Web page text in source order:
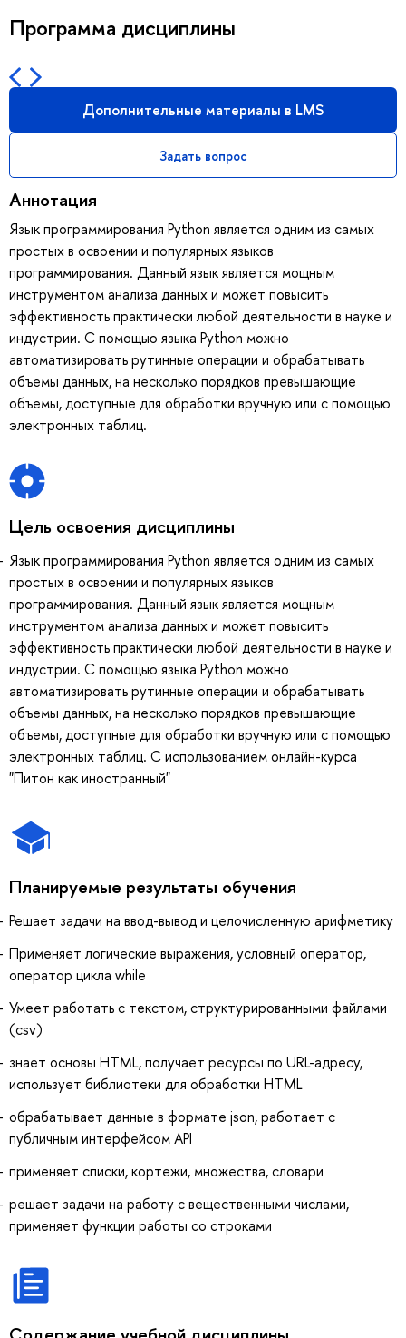
Программа дисциплины
Дополнительные материалы в LMS
Задать вопрос
Аннотация
Язык программирования Python является одним из самых
простых в освоении и популярных языков
программирования. Данный язык является мощным
инструментом анализа данных и может повысить
эффективность практически любой деятельности в науке и
индустрии. С помощью языка Python можно
автоматизировать рутинные операции и обрабатывать
объемы данных, на несколько порядков превышающие
объемы, доступные для обработки вручную или с помощью
электронных таблиц.
Цель освоения дисциплины
Язык программирования Python является одним из самых
простых в освоении и популярных языков
программирования. Данный язык является мощным
инструментом анализа данных и может повысить
эффективность практически любой деятельности в науке и
индустрии. С помощью языка Python можно
автоматизировать рутинные операции и обрабатывать
объемы данных, на несколько порядков превышающие
объемы, доступные для обработки вручную или с помощью
электронных таблиц. С использованием онлайн-курса
"Питон как иностранный"
Планируемые результаты обучения
Решает задачи на ввод-вывод и целочисленную арифметику
Применяет логические выражения, условный оператор,
оператор цикла while
Умеет работать с текстом, структурированными файлами
(csv)
знает основы HTML, получает ресурсы по URL-адресу,
использует библиотеки для обработки HTML
обрабатывает данные в формате json, работает с
публичным интерфейсом API
применяет списки, кортежи, множества, словари
решает задачи на работу с вещественными числами,
применяет функции работы со строками